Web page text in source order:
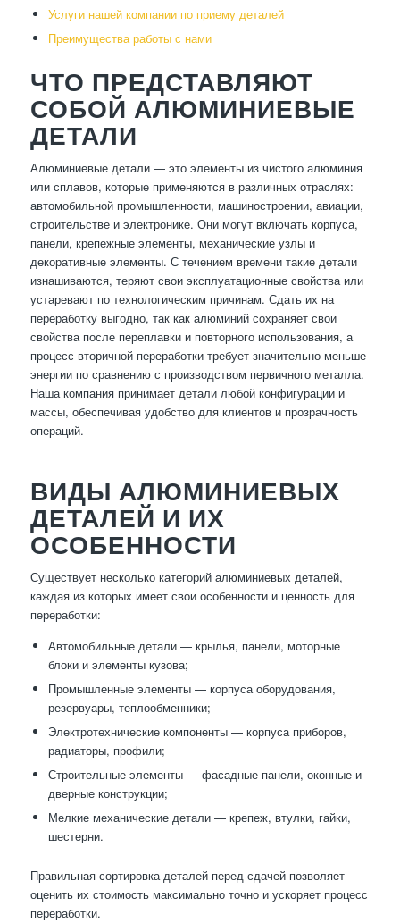
Услуги нашей компании по приему деталей
Преимущества работы с нами
ЧТО ПРЕДСТАВЛЯЮТ
СОБОЙ АЛЮМИНИЕВЫЕ
ДЕТАЛИ
Алюминиевые детали — это элементы из чистого алюминия
или сплавов, которые применяются в различных отраслях:
автомобильной промышленности, машиностроении, авиации,
строительстве и электронике. Они могут включать корпуса,
панели, крепежные элементы, механические узлы и
декоративные элементы. С течением времени такие детали
изнашиваются, теряют свои эксплуатационные свойства или
устаревают по технологическим причинам. Сдать их на
переработку выгодно, так как алюминий сохраняет свои
свойства после переплавки и повторного использования, а
процесс вторичной переработки требует значительно меньше
энергии по сравнению с производством первичного металла.
Наша компания принимает детали любой конфигурации и
массы, обеспечивая удобство для клиентов и прозрачность
операций.
ВИДЫ АЛЮМИНИЕВЫХ
ДЕТАЛЕЙ И ИХ
ОСОБЕННОСТИ
Существует несколько категорий алюминиевых деталей,
каждая из которых имеет свои особенности и ценность для
переработки:
Автомобильные детали — крылья, панели, моторные
блоки и элементы кузова;
Промышленные элементы — корпуса оборудования,
резервуары, теплообменники;
Электротехнические компоненты — корпуса приборов,
радиаторы, профили;
Строительные элементы — фасадные панели, оконные и
дверные конструкции;
Мелкие механические детали — крепеж, втулки, гайки,
шестерни.
Правильная сортировка деталей перед сдачей позволяет
оценить их стоимость максимально точно и ускоряет процесс
переработки.